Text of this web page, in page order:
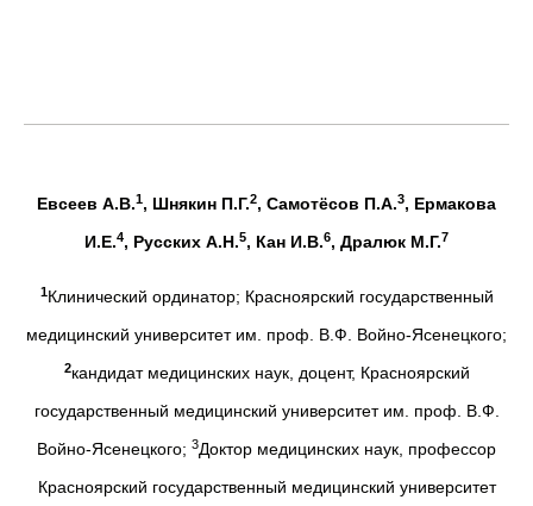
Евсеев А.В.1, Шнякин П.Г.2, Самотёсов П.А.3, Ермакова
И.Е.4, Русских А.Н.5, Кан И.В.6, Дралюк М.Г.7
1Клинический ординатор; Красноярский государственный
медицинский университет им. проф. В.Ф. Войно-Ясенецкого;
2кандидат медицинских наук, доцент, Красноярский
государственный медицинский университет им. проф. В.Ф.
Войно-Ясенецкого; 3Доктор медицинских наук, профессор
Красноярский государственный медицинский университет